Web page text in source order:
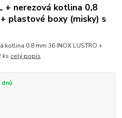
+ nerezová kotlina 0,8
plastové boxy (misky) s
kotlina 0,8 mm 36 INOX LUSTRO +
ks celý popis